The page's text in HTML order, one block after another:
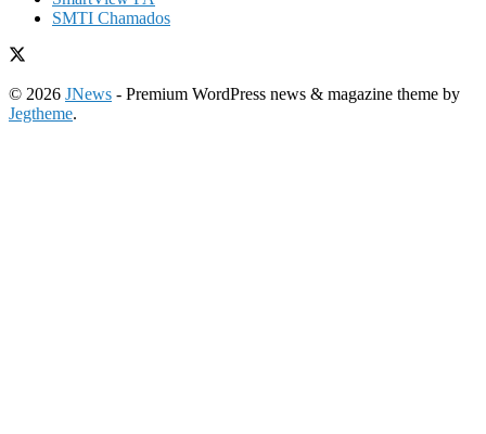
SMTI Chamados
© 2026 JNews - Premium WordPress news & magazine theme by
Jegtheme.